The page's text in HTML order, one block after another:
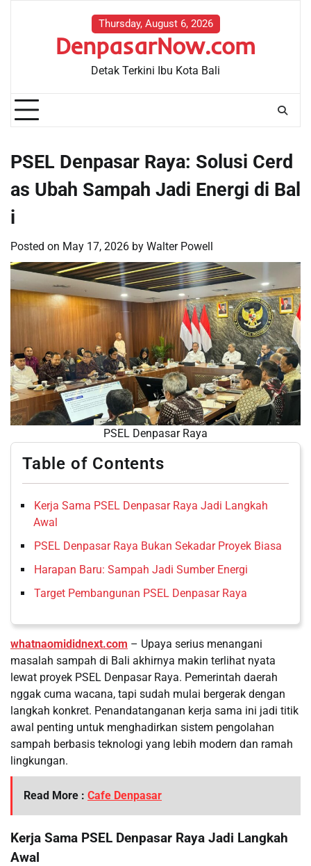
Thursday, August 6, 2026
DenpasarNow.com
Detak Terkini Ibu Kota Bali
PSEL Denpasar Raya: Solusi Cerd
as Ubah Sampah Jadi Energi di Bal
i
Posted on May 17, 2026 by Walter Powell
PSEL Denpasar Raya
Table of Contents
Kerja Sama PSEL Denpasar Raya Jadi Langkah
Awal
PSEL Denpasar Raya Bukan Sekadar Proyek Biasa
Harapan Baru: Sampah Jadi Sumber Energi
Target Pembangunan PSEL Denpasar Raya
whatnaomididnext.com – Upaya serius menangani
masalah sampah di Bali akhirnya makin terlihat nyata
lewat proyek PSEL Denpasar Raya. Pemerintah daerah
nggak cuma wacana, tapi sudah mulai bergerak dengan
langkah konkret. Penandatanganan kerja sama ini jadi titik
awal penting untuk menghadirkan sistem pengolahan
sampah berbasis teknologi yang lebih modern dan ramah
lingkungan.
Read More : Cafe Denpasar
Kerja Sama PSEL Denpasar Raya Jadi Langkah
Awal